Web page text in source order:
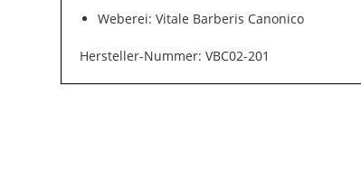
Weberei: Vitale Barberis Canonico
Hersteller-Nummer: VBC02-201